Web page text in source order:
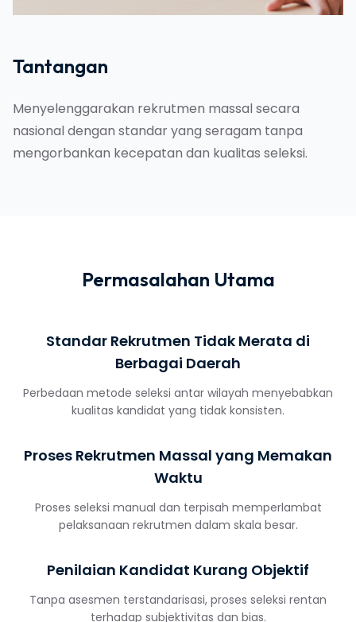
Tantangan
Menyelenggarakan rekrutmen massal secara
nasional dengan standar yang seragam tanpa
mengorbankan kecepatan dan kualitas seleksi.
Permasalahan Utama
Standar Rekrutmen Tidak Merata di
Berbagai Daerah
Perbedaan metode seleksi antar wilayah menyebabkan
kualitas kandidat yang tidak konsisten.
Proses Rekrutmen Massal yang Memakan
Waktu
Proses seleksi manual dan terpisah memperlambat
pelaksanaan rekrutmen dalam skala besar.
Penilaian Kandidat Kurang Objektif
Tanpa asesmen terstandarisasi, proses seleksi rentan
terhadap subjektivitas dan bias.